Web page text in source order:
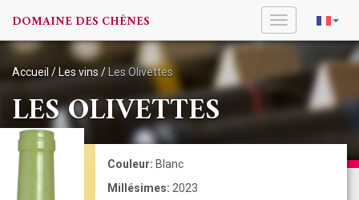
Toggle
navigation
DOMAINE DES CHÊNES
Accueil / Les vins / Les Olivettes
LES OLIVETTES
Couleur: Blanc
Millésimes: 2023